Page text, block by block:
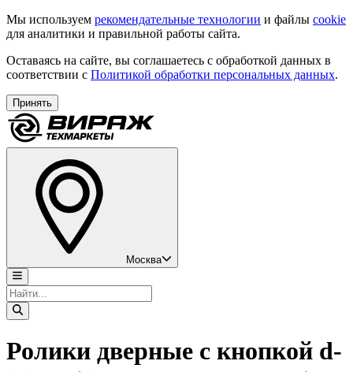
Мы используем рекомендательные технологии и файлы cookie
для аналитики и правильной работы сайта.
Оставаясь на сайте, вы соглашаетесь с обработкой данных в
соответствии с Политикой обработки персональных данных.
Принять
Москва
Ролики дверные с кнопкой d-